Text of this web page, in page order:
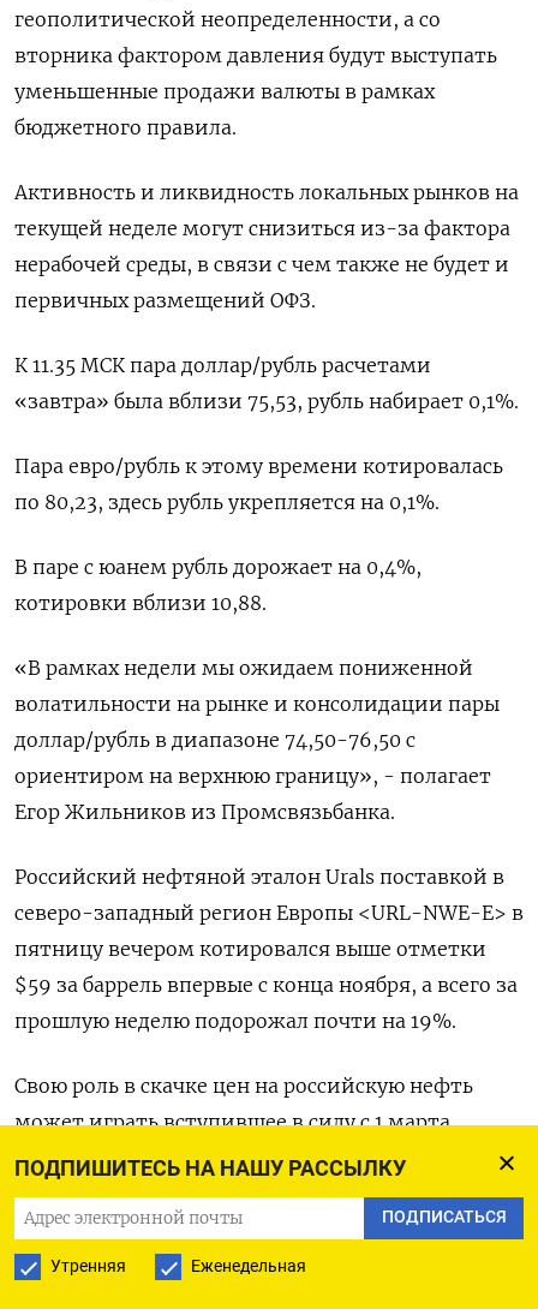
ПОДПИШИТЕСЬ НА НАШУ РАССЫЛКУ
ПОДПИСАТЬСЯ
Утренняя Еженедельная
геополитической неопределенности, а со
вторника фактором давления будут выступать
уменьшенные продажи валюты в рамках
бюджетного правила.
Активность и ликвидность локальных рынков на
текущей неделе могут снизиться из-за фактора
нерабочей среды, в связи с чем также не будет и
первичных размещений ОФЗ.
К 11.35 МСК пара доллар/рубль расчетами
«завтра» была вблизи 75,53, рубль набирает 0,1%.
Пара евро/рубль к этому времени котировалась
по 80,23, здесь рубль укрепляется на 0,1%.
В паре с юанем рубль дорожает на 0,4%,
котировки вблизи 10,88.
«В рамках недели мы ожидаем пониженной
волатильности на рынке и консолидации пары
доллар/рубль в диапазоне 74,50-76,50 с
ориентиром на верхнюю границу», - полагает
Егор Жильников из Промсвязьбанка.
Российский нефтяной эталон Urals поставкой в
северо-западный регион Европы <URL-NWE-E> в
пятницу вечером котировался выше отметки
$59 за баррель впервые с конца ноября, а всего за
прошлую неделю подорожал почти на 19%.
Свою роль в скачке цен на российскую нефть
может играть вступившее в силу с 1 марта
добровольное сокращение Россией добычи на
500.000 баррелей в день, однако дисконт Urals к
Brent по-прежнему остается достаточно
значительным <BFO-URL-NWE>, несмотря на его